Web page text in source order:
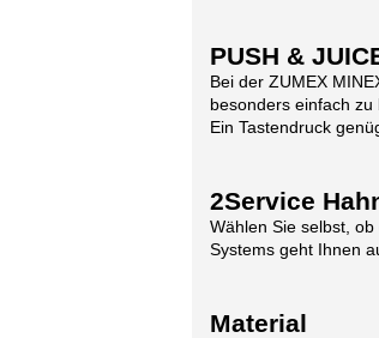
PUSH &
Bei der ZUMEX
besonders einfach
Ein Tastendruck
2Service
Wählen Sie selbst,
Systems geht Ihnen
Material